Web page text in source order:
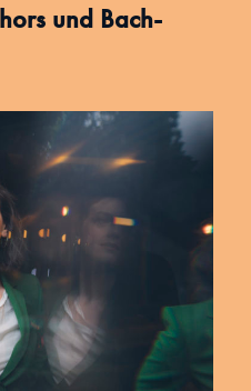
und Bach-